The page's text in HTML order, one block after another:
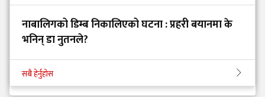
नाबालिगको डिम्ब निकालिएको घटना : प्रहरी बयानमा के
भनिन् डा नुतनले?
सबै हेर्नुहोस